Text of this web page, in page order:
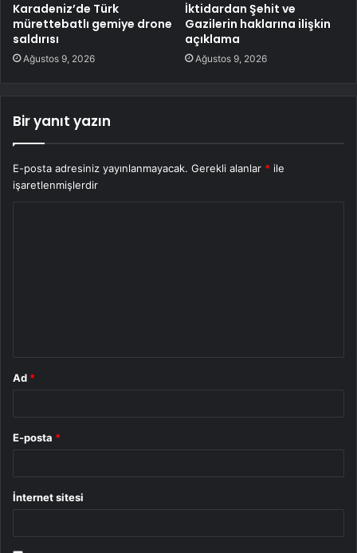
Karadeniz’de Türk
mürettebatlı gemiye drone
saldırısı
Ağustos 9, 2026
İktidardan Şehit ve
Gazilerin haklarına ilişkin
açıklama
Ağustos 9, 2026
Bir yanıt yazın
E-posta adresiniz yayınlanmayacak. Gerekli alanlar * ile
işaretlenmişlerdir
Ad *
E-posta *
İnternet sitesi